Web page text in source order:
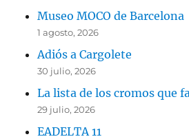
Museo MOCO de Barcelona
1 agosto, 2026
Adiós a Cargolete
30 julio, 2026
La lista de los cromos que
29 julio, 2026
EADELTA 11